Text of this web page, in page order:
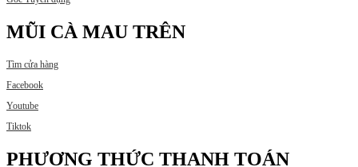
MŨI CÀ MAU TRÊN
Tìm cửa hàng
Facebook
Youtube
Tiktok
PHƯƠNG THỨC THANH TOÁN